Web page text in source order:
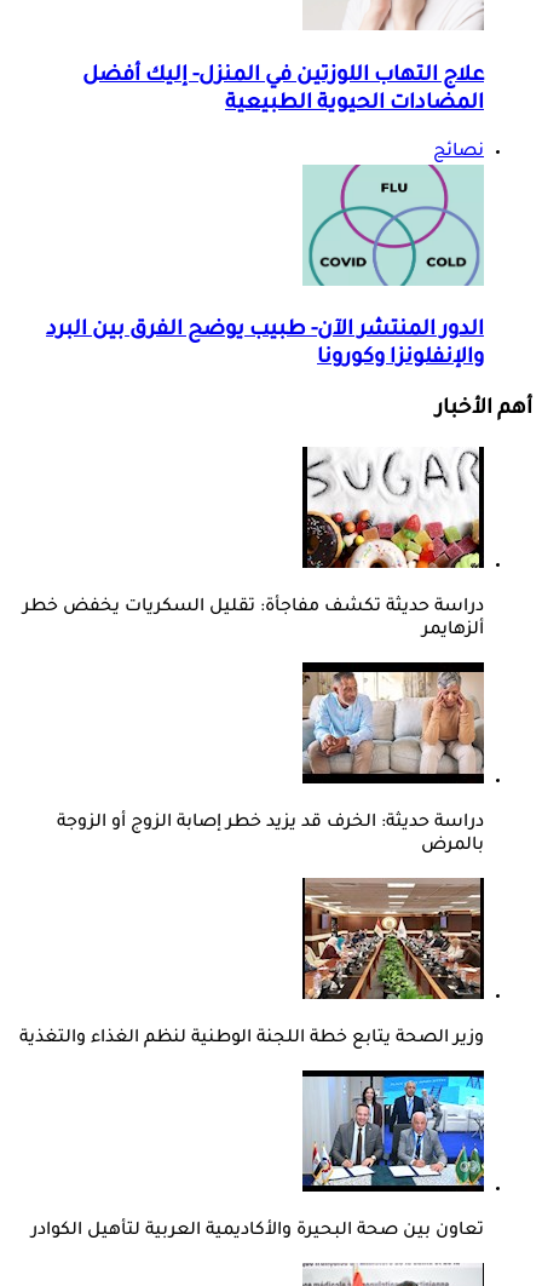
علاج التهاب اللوزتين في المنزل- إليك أفضل
المضادات الحيوية الطبيعية
نصائح
الدور المنتشر الآن- طبيب يوضح الفرق بين البرد
والإنفلونزا وكورونا
أهم الأخبار
دراسة حديثة تكشف مفاجأة: تقليل السكريات يخفض خطر
ألزهايمر
دراسة حديثة: الخرف قد يزيد خطر إصابة الزوج أو الزوجة
بالمرض
وزير الصحة يتابع خطة اللجنة الوطنية لنظم الغذاء والتغذية
تعاون بين صحة البحيرة والأكاديمية العربية لتأهيل الكوادر